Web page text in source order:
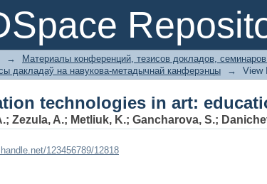
technologies in art:
→ Материалы конференций, тезисов докладов,
дакладаў на навукова-метадычнай канферэнцы
→ View
technologies in art:
; Zezula, A.; Metliuk, K.; Gancharova, S.;
123456789/12818